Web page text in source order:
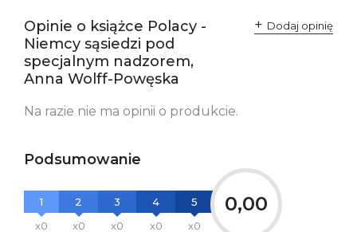
Opinie o książce Polacy -
Niemcy sąsiedzi pod
specjalnym nadzorem,
Anna Wolff-Powęska
Dodaj opinię
Na razie nie ma opinii o produkcie.
Podsumowanie
1
x0
2
x0
3
x0
4
x0
5
x0
0,00